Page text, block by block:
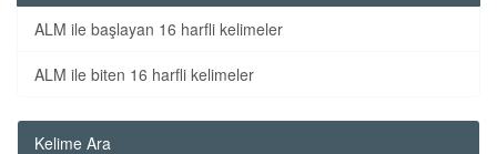
ALM ile başlayan 16 harfli kelimeler
ALM ile biten 16 harfli kelimeler
Kelime Ara